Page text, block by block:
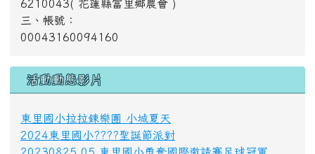
2024東里國小????聖誕節派對
20230825 05 東里國小勇奪國際邀請賽足球冠軍
20230521 05 東里國小足球隊長潘禹彤 榮獲總統教育
20230516 10 東里國小女足世界盃奪冠 凱旋歸來富里
公所貼紅榜發獎金
好站推薦